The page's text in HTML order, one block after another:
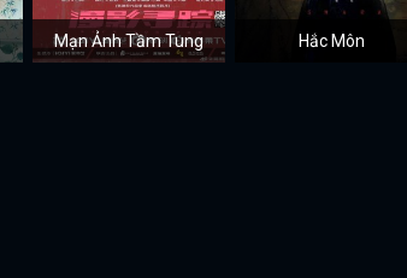
Mạn Ảnh Tầm Tung Hắc Môn